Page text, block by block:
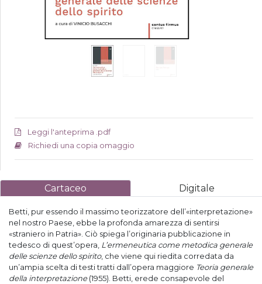
Leggi l'anteprima .pdf
Richiedi una copia omaggio
Cartaceo Digitale
Betti, pur essendo il massimo teorizzatore dell’«interpretazione»
nel nostro Paese, ebbe la profonda amarezza di sentirsi
«straniero in Patria». Ciò spiega l’originaria pubblicazione in
tedesco di quest’opera, L’ermeneutica come metodica generale
delle scienze dello spirito, che viene qui riedita corredata da
un’ampia scelta di testi tratti dall’opera maggiore Teoria generale
della interpretazione(1955). Betti, erede consapevole del